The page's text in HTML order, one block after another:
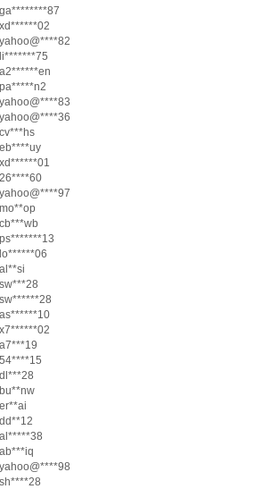
ga********87
xd******02
yahoo@****82
li*******75
a2******en
pa*****n2
yahoo@****83
yahoo@****36
cv***hs
eb****uy
xd******01
26****60
yahoo@****97
mo**op
cb***wb
ps*******13
lo******06
al**si
sw***28
sw******28
as******10
x7******02
a7***19
54****15
dl***28
bu**nw
er**ai
dd**12
al*****38
ab***iq
yahoo@****98
sh****28